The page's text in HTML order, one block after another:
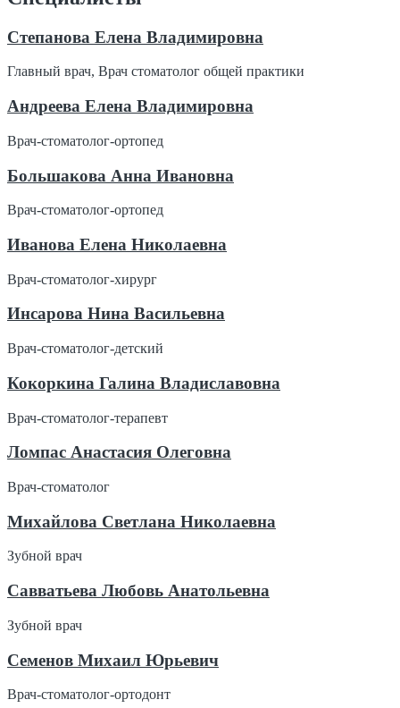
Степанова Елена Владимировна
Главный врач, Врач стоматолог общей практики
Андреева Елена Владимировна
Врач-стоматолог-ортопед
Большакова Анна Ивановна
Врач-стоматолог-ортопед
Иванова Елена Николаевна
Врач-стоматолог-хирург
Инсарова Нина Васильевна
Врач-стоматолог-детский
Кокоркина Галина Владиславовна
Врач-стоматолог-терапевт
Ломпас Анастасия Олеговна
Врач-стоматолог
Михайлова Светлана Николаевна
Зубной врач
Савватьева Любовь Анатольевна
Зубной врач
Семенов Михаил Юрьевич
Врач-стоматолог-ортодонт